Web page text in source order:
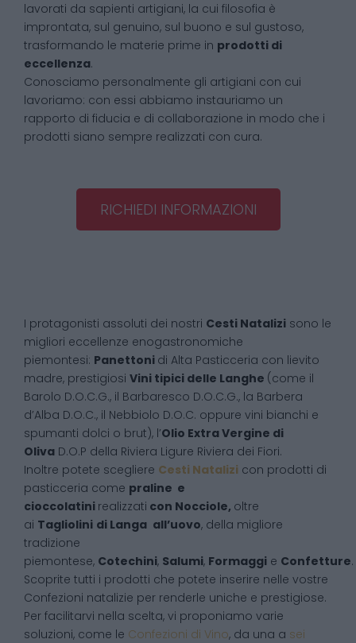
lavorati da sapienti artigiani, la cui filosofia è
improntata, sul genuino, sul buono e sul gustoso,
trasformando le materie prime in prodotti di
eccellenza.
Conosciamo personalmente gli artigiani con cui
lavoriamo: con essi abbiamo instauriamo un
rapporto di fiducia e di collaborazione in modo che i
prodotti siano sempre realizzati con cura.
RICHIEDI INFORMAZIONI
I protagonisti assoluti dei nostri Cesti Natalizi sono le
migliori eccellenze enogastronomiche
piemontesi: Panettoni di Alta Pasticceria con lievito
madre, prestigiosi Vini tipici delle Langhe (come il
Barolo D.O.C.G., il Barbaresco D.O.C.G., la Barbera
d’Alba D.O.C., il Nebbiolo D.O.C. oppure vini bianchi e
spumanti dolci o brut), l’Olio Extra Vergine di
Oliva D.O.P della Riviera Ligure Riviera dei Fiori.
Inoltre potete scegliere Cesti Natalizi con prodotti di
pasticceria come praline e
cioccolatini realizzati con Nocciole, oltre
ai Tagliolini di Langa all’uovo, della migliore
tradizione
piemontese, Cotechini, Salumi, Formaggi e Confetture.
Scoprite tutti i prodotti che potete inserire nelle vostre
Confezioni natalizie per renderle uniche e prestigiose.
Per facilitarvi nella scelta, vi proponiamo varie
soluzioni, come le Confezioni di Vino, da una a sei